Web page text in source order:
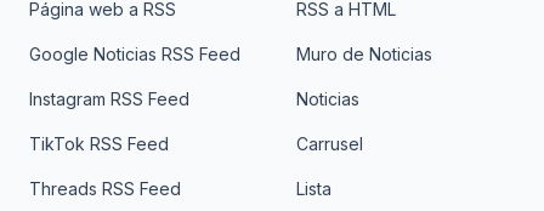
Página web a RSS
Google Noticias RSS Feed
Instagram RSS Feed
TikTok RSS Feed
Threads RSS Feed
RSS a HTML
Muro de Noticias
Noticias
Carrusel
Lista